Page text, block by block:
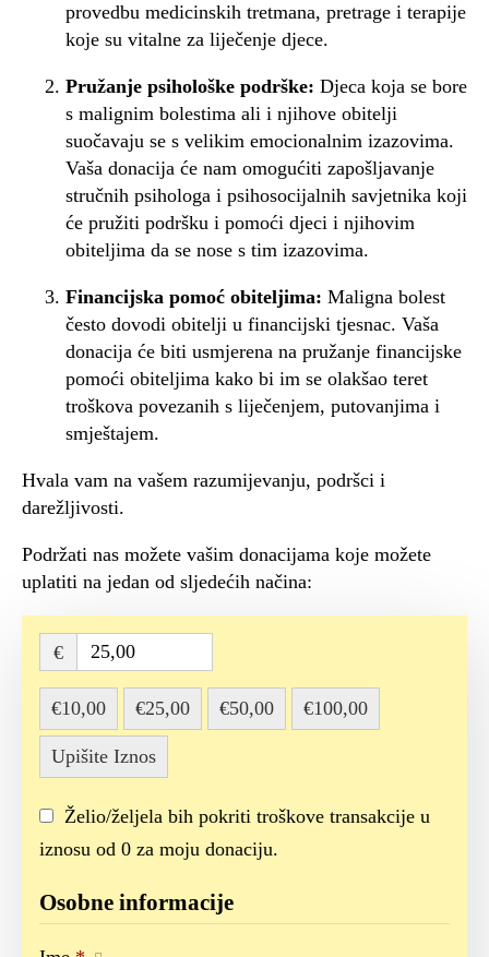
provedbu medicinskih tretmana, pretrage i terapije
koje su vitalne za liječenje djece.
Pružanje psihološke podrške: Djeca koja se bore
s malignim bolestima ali i njihove obitelji
suočavaju se s velikim emocionalnim izazovima.
Vaša donacija će nam omogućiti zapošljavanje
stručnih psihologa i psihosocijalnih savjetnika koji
će pružiti podršku i pomoći djeci i njihovim
obiteljima da se nose s tim izazovima.
Financijska pomoć obiteljima: Maligna bolest
često dovodi obitelji u financijski tjesnac. Vaša
donacija će biti usmjerena na pružanje financijske
pomoći obiteljima kako bi im se olakšao teret
troškova povezanih s liječenjem, putovanjima i
smještajem.
Hvala vam na vašem razumijevanju, podršci i
darežljivosti.
Podržati nas možete vašim donacijama koje možete
uplatiti na jedan od sljedećih načina:
€
€10,00 €25,00 €50,00 €100,00
Upišite Iznos
Želio/željela bih pokriti troškove transakcije u
iznosu od 0 za moju donaciju.
Osobne informacije